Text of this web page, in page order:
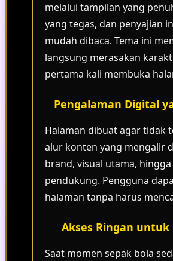
melalui tampilan yang
yang tegas, dan penyajian
mudah dibaca. Tema ini
langsung merasakan
pertama kali membuka
Pengalaman Digital
Halaman dibuat agar tidak
alur konten yang mengalir
brand, visual utama,
pendukung. Pengguna
halaman tanpa harus
Akses Ringan
Saat momen sepak bola